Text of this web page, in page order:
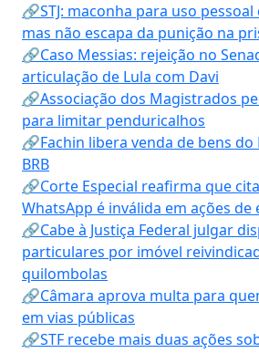
🔗STJ: maconha para uso
mas não escapa da punição na
🔗Caso Messias: rejeição no
articulação de Lula com Davi
🔗Associação dos Magistrados
para limitar penduricalhos
🔗Fachin libera venda de bens
BRB
🔗Corte Especial reafirma que
WhatsApp é inválida em ações de
🔗Cabe à Justiça Federal julgar
particulares por imóvel
quilombolas
🔗Câmara aprova multa para
em vias públicas
🔗STF recebe mais duas ações